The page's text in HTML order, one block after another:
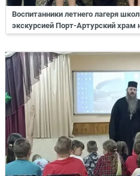
Воспитанники летнего лагеря
экскурсией Порт-Артурский храм